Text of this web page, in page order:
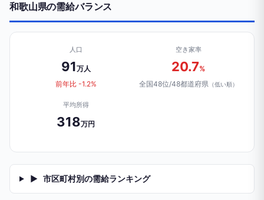
和歌山県の需給バランス
人口
91万人
前年比 -1.2%
空き家率
20.7%
全国48位/48都道府県 （低い順）
平均所得
318万円
▶ 市区町村別の需給ランキング